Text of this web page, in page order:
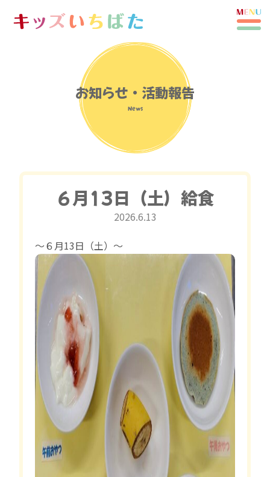
お知らせ・活動報告
News
６月13日（土）給食
2026.6.13
〜６月13日（土）〜